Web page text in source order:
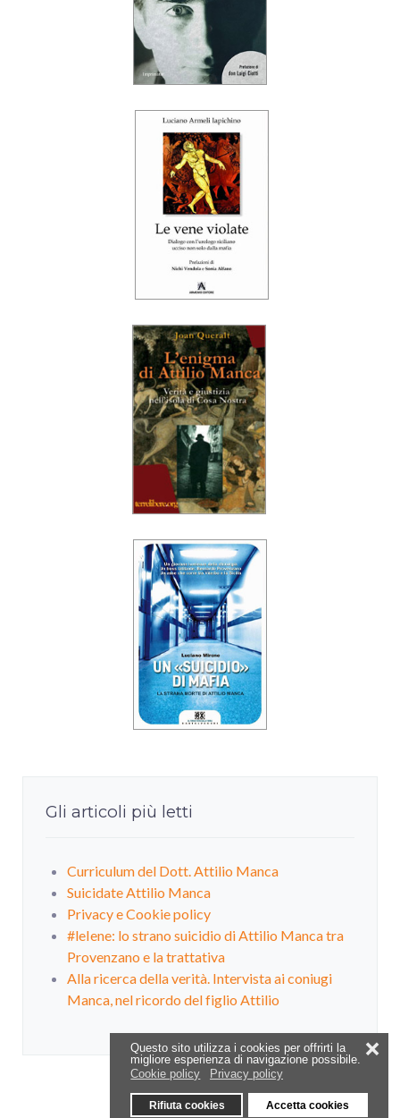
Questo sito utilizza i cookies per offrirti la
migliore esperienza di navigazione possibile.
Cookie policy
Privacy policy
Rifiuta cookies Accetta cookies
❌
Gli articoli più letti
Curriculum del Dott. Attilio Manca
Suicidate Attilio Manca
Privacy e Cookie policy
#leIene: lo strano suicidio di Attilio Manca tra
Provenzano e la trattativa
Alla ricerca della verità. Intervista ai coniugi
Manca, nel ricordo del figlio Attilio